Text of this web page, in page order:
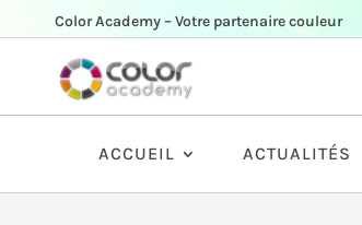
Color Academy – Votre partenaire couleur
ACCUEIL ACTUALITÉS